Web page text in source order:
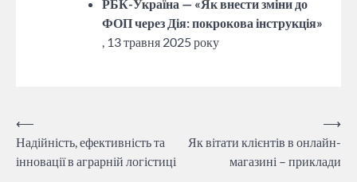
РБК-Україна — «Як внести зміни до
ФОП через Дія: покрокова інструкція»
, 13 травня 2025 року
Навігація
записів
⟵
Надійність, ефективність та
інновації в аграрній логістиці
Як вітати клієнтів в онлайн-
магазині – приклади
⟶